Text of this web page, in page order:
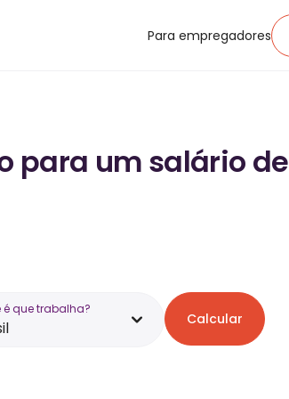
Para empregadores
para um salário de
é que trabalha?
Calcular